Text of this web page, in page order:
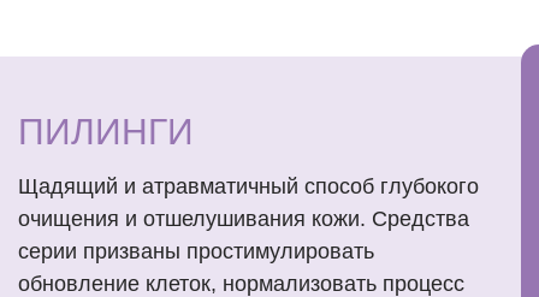
ПИЛИНГИ
Щадящий и атравматичный способ глубокого
очищения и отшелушивания кожи. Средства
серии призваны простимулировать
обновление клеток, нормализовать процесс